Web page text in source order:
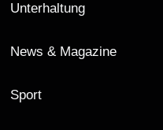
Unterhaltung
News & Magazine
Sport